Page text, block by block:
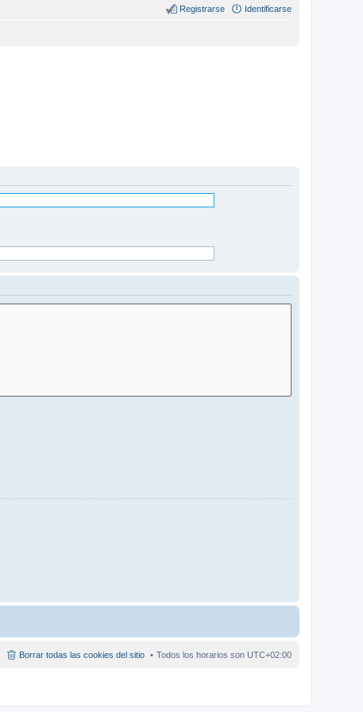
Identificarse
Registrarse
Todos los horarios son UTC+02:00
Borrar todas las cookies del sitio